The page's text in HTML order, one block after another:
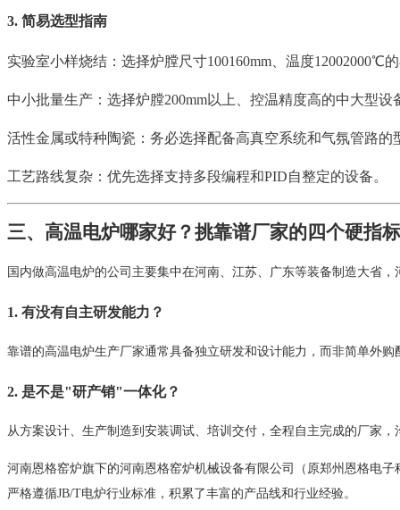
3. 简易选型指南
实验室小样烧结：选择炉膛尺寸100160mm、温度12002000℃
中小批量生产：选择炉膛200mm以上、控温精度高的中大型设
活性金属或特种陶瓷：务必选择配备高真空系统和气氛管路的
工艺路线复杂：优先选择支持多段编程和PID自整定的设备。
三、 高温电炉哪家好？挑靠谱厂家的四个硬指标
国内做高温电炉的公司主要集中在河南、江苏、广东等装备制造大省
1. 有没有自主研发能力？
靠谱的高温电炉生产厂家通常具备独立研发和设计能力，而非简单外
2. 是不是"研产销"一体化？
从方案设计、生产制造到安装调试、培训交付，全程自主完成的厂家
河南恩格窑炉旗下的河南恩格窑炉机械设备有限公司（原郑州恩格电
严格遵循JB/T电炉行业标准，积累了丰富的产品线和行业经验。